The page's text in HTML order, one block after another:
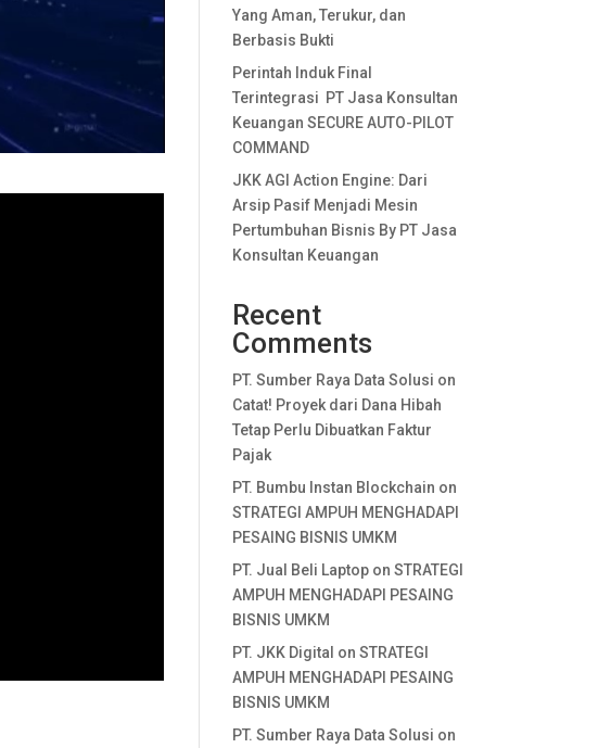
Yang Aman, Terukur, dan
Berbasis Bukti
Perintah Induk Final
Terintegrasi PT Jasa Konsultan
Keuangan SECURE AUTO-PILOT
COMMAND
JKK AGI Action Engine: Dari
Arsip Pasif Menjadi Mesin
Pertumbuhan Bisnis By PT Jasa
Konsultan Keuangan
Recent
Comments
PT. Sumber Raya Data Solusi on
Catat! Proyek dari Dana Hibah
Tetap Perlu Dibuatkan Faktur
Pajak
PT. Bumbu Instan Blockchain on
STRATEGI AMPUH MENGHADAPI
PESAING BISNIS UMKM
PT. Jual Beli Laptopon STRATEGI
AMPUH MENGHADAPI PESAING
BISNIS UMKM
PT. JKK Digital on STRATEGI
AMPUH MENGHADAPI PESAING
BISNIS UMKM
PT. Sumber Raya Data Solusi on